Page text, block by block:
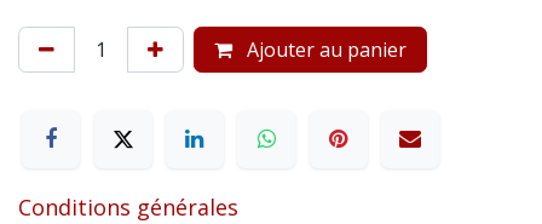
Ajouter au panier
Conditions générales